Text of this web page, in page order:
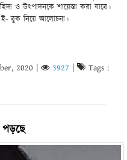
ও উৎপাদনকে শায়েস্তা করা যাবে।
ই- বুক নিয়ে আলোচনা।
2020 | 3927 | Tags :